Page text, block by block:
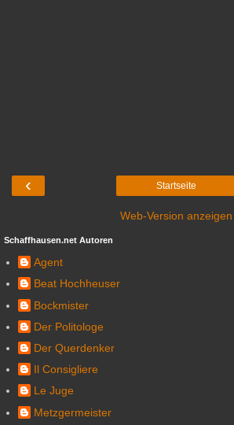
‹ Startseite
Web-Version anzeigen
Schaffhausen.net Autoren
Agent
Beat Hochheuser
Bockmister
Der Politologe
Der Querdenker
Il Consigliere
Le Juge
Metzgermeister